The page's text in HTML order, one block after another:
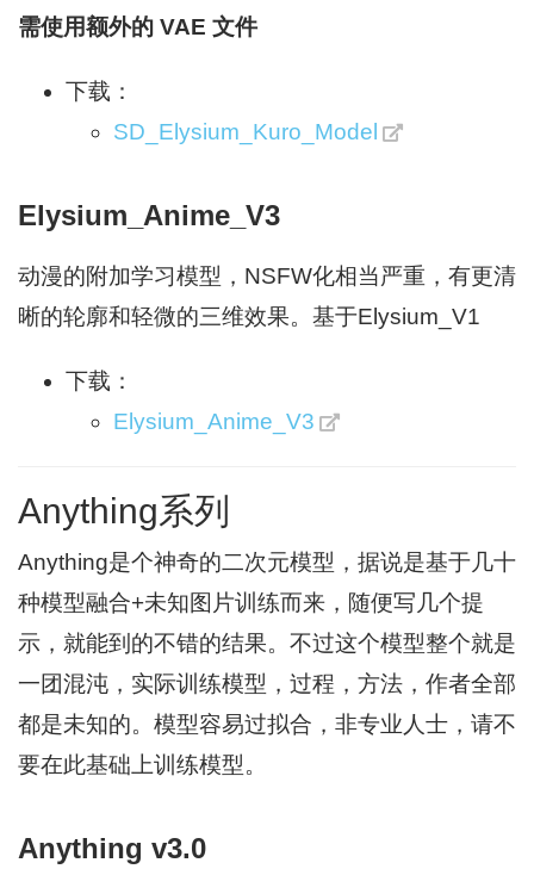
需使用额外的 VAE 文件
下载：
SD_Elysium_Kuro_Model
Elysium_Anime_V3
动漫的附加学习模型，NSFW化相当严重，有更清
晰的轮廓和轻微的三维效果。基于Elysium_V1
下载：
Elysium_Anime_V3
Anything系列
Anything是个神奇的二次元模型，据说是基于几十
种模型融合+未知图片训练而来，随便写几个提
示，就能到的不错的结果。不过这个模型整个就是
一团混沌，实际训练模型，过程，方法，作者全部
都是未知的。模型容易过拟合，非专业人士，请不
要在此基础上训练模型。
Anything v3.0